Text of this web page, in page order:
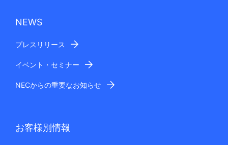
NEWS
プレスリリース
イベント・セミナー
NECからの重要なお知らせ
お客様別情報